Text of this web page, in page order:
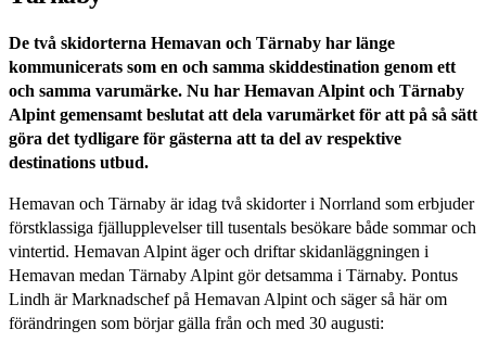
De två skidorterna Hemavan och Tärnaby har länge
kommunicerats som en och samma skiddestination genom ett
och samma varumärke. Nu har Hemavan Alpint och Tärnaby
Alpint gemensamt beslutat att dela varumärket för att på så sätt
göra det tydligare för gästerna att ta del av respektive
destinations utbud.
Hemavan och Tärnaby är idag två skidorter i Norrland som erbjuder
förstklassiga fjällupplevelser till tusentals besökare både sommar och
vintertid. Hemavan Alpint äger och driftar skidanläggningen i
Hemavan medan Tärnaby Alpint gör detsamma i Tärnaby. Pontus
Lindh är Marknadschef på Hemavan Alpint och säger så här om
förändringen som börjar gälla från och med 30 augusti: